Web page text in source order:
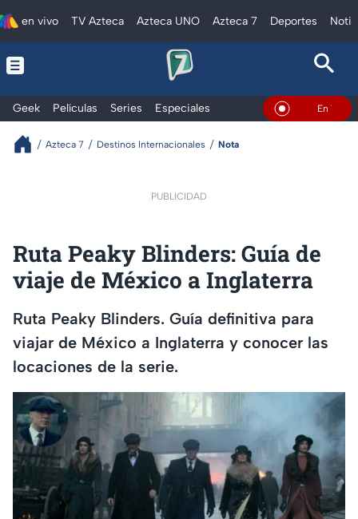
en vivo TV Azteca Azteca UNO Azteca 7 Deportes
Geek Películas Series Especiales En Vivo
Azteca 7 Destinos Internacionales Nota
PUBLICIDAD
Ruta Peaky Blinders: Guía de
viaje de México a Inglaterra
Ruta Peaky Blinders. Guía definitiva para
viajar de México a Inglaterra y conocer las
locaciones de la serie.